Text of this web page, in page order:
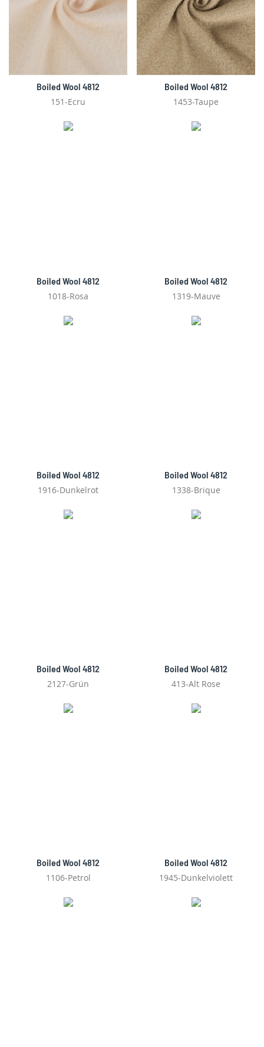
Boiled Wool 4812
151-Ecru
Boiled Wool 4812
1453-Taupe
Boiled Wool 4812
1018-Rosa
Boiled Wool 4812
1319-Mauve
Boiled Wool 4812
1916-Dunkelrot
Boiled Wool 4812
1338-Brique
Boiled Wool 4812
2127-Grün
Boiled Wool 4812
413-Alt Rose
Boiled Wool 4812
1106-Petrol
Boiled Wool 4812
1945-Dunkelviolett